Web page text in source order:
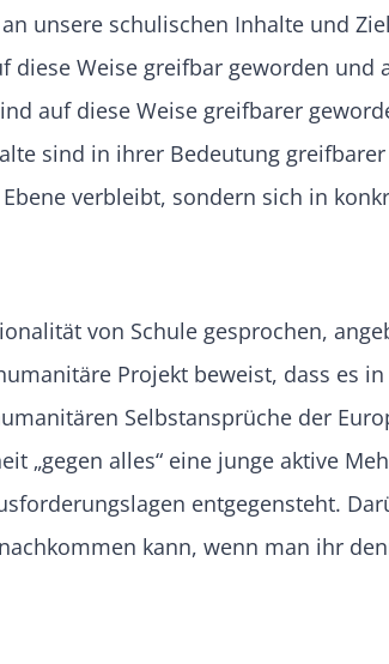
unsere schulischen Inhalte und
Weise greifbar geworden und
auf diese Weise greifbarer
sind in ihrer Bedeutung
verbleibt, sondern sich in
von Schule gesprochen,
Projekt beweist, dass es
Selbstansprüche der
„gegen alles“ eine junge aktive
entgegensteht.
kann, wenn man ihr